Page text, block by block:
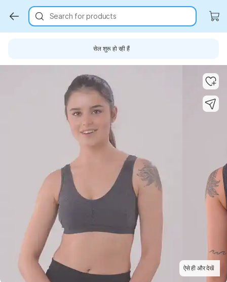
Search for products
सेल शुरू हो रही हैं
ऐसे ही और देखें